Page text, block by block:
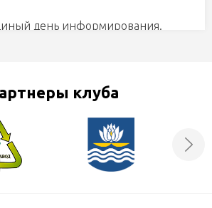
день информирования.
И КИРИЛЛ ГУСАРОВ ОСТАЮТСЯ
СОСТАВЕ «ХИМИКА»
клуба